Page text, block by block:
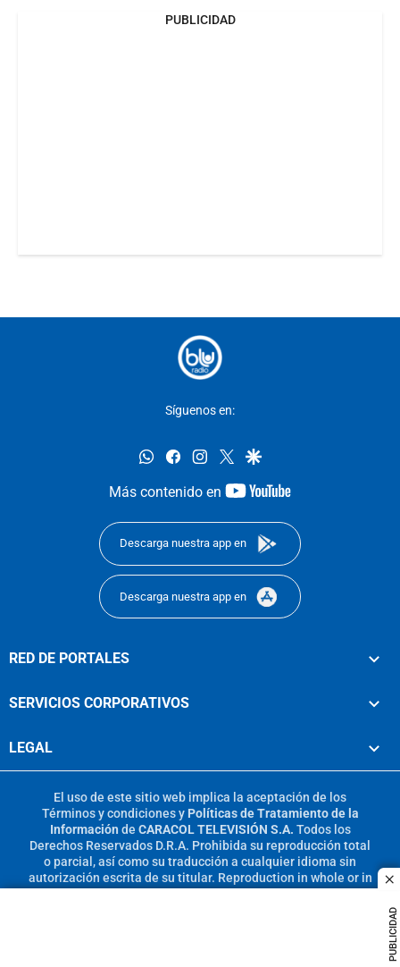
PUBLICIDAD
PUBLICIDAD
Síguenos en:
whatsappfacebookinstagram
twittergoogle
Más contenido en
youtube-
Descarga nuestra app en
Descarga nuestra app en
RED DE PORTALES
SERVICIOS CORPORATIVOS
LEGAL
El uso de este sitio web implica la aceptación de los
Términos y condicionesy Políticas de Tratamiento de la
Información de CARACOL TELEVISIÓN S.A. Todos los
Derechos Reservados D.R.A. Prohibida su reproducción total
o parcial, así como su traducción a cualquier idioma sin
autorización escrita de su titular. Reproduction in whole or in